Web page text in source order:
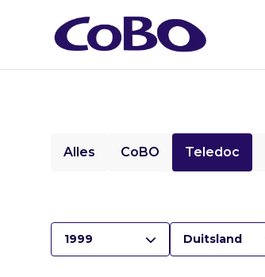
Alles CoBO Teledoc
1999 Duitsland